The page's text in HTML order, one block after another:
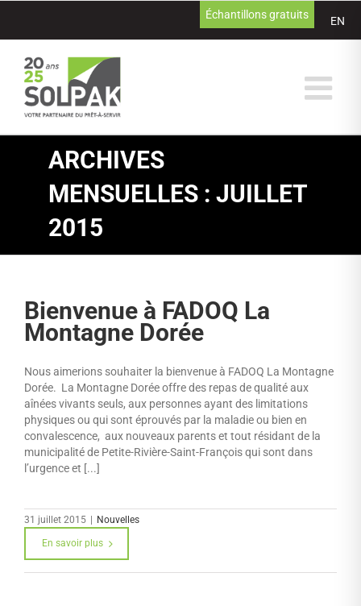
contenu
EN
Échantillons gratuits
ARCHIVES
MENSUELLES : JUILLET
2015
Bienvenue à FADOQ La
Montagne Dorée
Nous aimerions souhaiter la bienvenue à FADOQ La Montagne
Dorée. La Montagne Dorée offre des repas de qualité aux
aînées vivants seuls, aux personnes ayant des limitations
physiques ou qui sont éprouvés par la maladie ou bien en
convalescence, aux nouveaux parents et tout résidant de la
municipalité de Petite-Rivière-Saint-François qui sont dans
l’urgence et [...]
31 juillet 2015 Nouvelles
En savoir plus